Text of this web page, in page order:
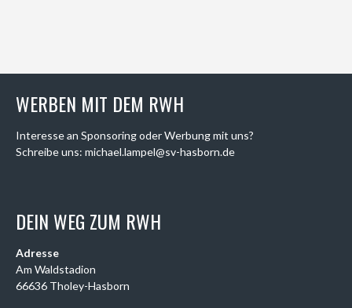
WERBEN MIT DEM RWH
Interesse an Sponsoring oder Werbung mit uns?
Schreibe uns: michael.lampel@sv-hasborn.de
DEIN WEG ZUM RWH
Adresse
Am Waldstadion
66636 Tholey-Hasborn